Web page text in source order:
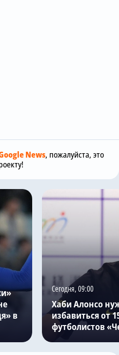
News, пожалуйста, это
в
Сегодня, 09:00
Хаби Алонсо
избавиться от
футболистов